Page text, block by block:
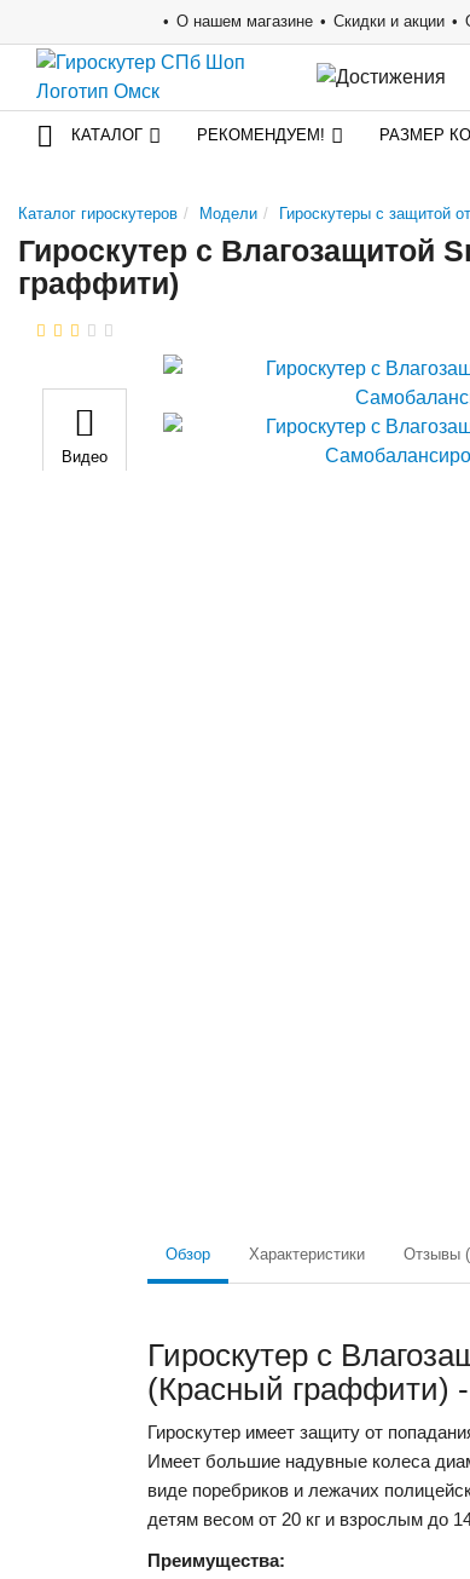
О нашем магазине Скидки и акции
КАТАЛОГ РЕКОМЕНДУЕМ! РАЗМЕР
Каталог гироскутеров Модели Гироскутеры с защитой
Гироскутер с Влагозащитой
граффити)
Видео
Обзор Характеристики Отзывы
Гироскутер с
(Красный граффити) -
Гироскутер имеет защиту от
Имеет большие надувные колеса
виде поребриков и лежачих
детям весом от 20 кг и взрослым до
Преимущества: